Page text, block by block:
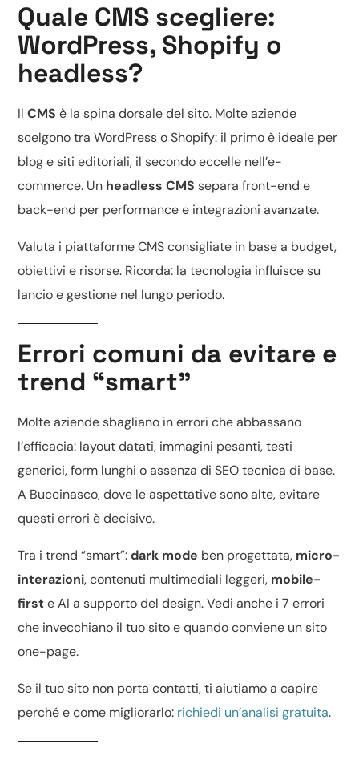
Quale CMS scegliere:
WordPress, Shopify o
headless?
IlCMS è la spina dorsale del sito. Molte aziende
scelgono traWordPress o Shopify: il primo è ideale per
blog e siti editoriali, il secondo eccelle nell’e-
commerce. Un headless CMS separa front-end e
back-end per performance e integrazioni avanzate.
Valuta i piattaforme CMS consigliate in base a budget,
obiettivi e risorse. Ricorda: la tecnologia influisce su
lancio e gestione nel lungo periodo.
Errori comuni da evitare e
trend “smart”
Molte aziende sbagliano in errori che abbassano
l’efficacia: layout datati, immagini pesanti, testi
generici, form lunghi o assenza diSEO tecnica di base.
A Buccinasco, dove le aspettative sono alte, evitare
questi errori è decisivo.
Tra i trend “smart”:dark mode ben progettata, micro-
interazioni, contenuti multimediali leggeri, mobile-
firsteAI a supporto del design. Vedi anche i 7 errori
che invecchiano il tuo sitoe quando conviene unsito
one-page.
Se il tuo sito non porta contatti, ti aiutiamo a capire
perché e come migliorarlo: richiedi un’analisi gratuita.